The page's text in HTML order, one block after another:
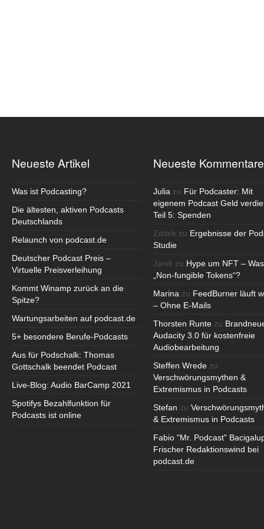
Neueste Artikel
Was ist Podcasting?
Die ältesten, aktiven Podcasts
Deutschlands
Relaunch von podcast.de
Deutscher Podcast Preis –
Virtuelle Preisverleihung
Kommt Winamp zurück an die
Spitze?
Wartungsarbeiten auf podcast.de
5+ besondere Berufe-Podcasts
Aus für Podschalk: Thomas
Gottschalk beendet Podcast
Live-Blog: Audio BarCamp 2021
Spotifys Bezahlfunktion für
Podcasts ist online
Neueste Kommentare
Julia zu Für Podcaster: Mit
eigenem Podcast Geld
Teil 5: Spenden
Zibtek zu Ergebnisse der
Studie
Janik zu Hype um NFT –
„Non-fungible Tokens“?
Marina zu FeedBurner läuft
– Ohne E-Mails
Thorsten Runte zu
Audacity 3.0 für kostenfreie
Audiobearbeitung
Steffen Wrede zu
Verschwörungsmythen &
Extremismus in Podcasts
Stefan zu
& Extremismus in Podcasts
Fabio "Mr. Podcast"
Frischer Redaktionswind bei
podcast.de